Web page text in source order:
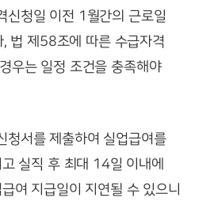
신청일 이전 1월간의 근로일
법 제58조에 따른 수급자격
우는 일정 조건을 충족해야
청서를 제출하여 실업급여를
실직 후 최대 14일 이내에
여 지급일이 지연될 수 있으니